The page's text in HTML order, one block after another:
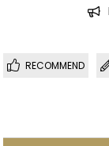
RECOMMEND